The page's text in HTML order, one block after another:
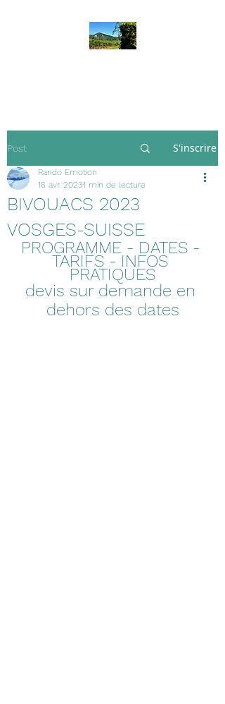
Post S'inscrire
BIVOUACS 2023
VOSGES-SUISSE
Rando Emotion
16 avr. 20231 min de lecture
PROGRAMME - DATES -
TARIFS - INFOS
PRATIQUES
devis sur demande en
dehors des dates